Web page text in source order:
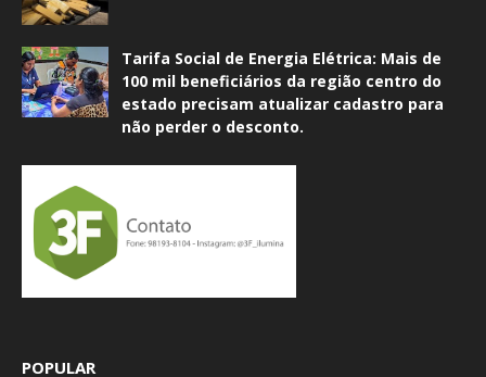
Tarifa Social de Energia Elétrica: Mais de
100 mil beneficiários da região centro do
estado precisam atualizar cadastro para
não perder o desconto.
POPULAR